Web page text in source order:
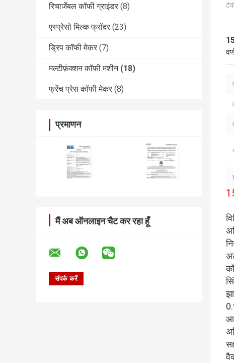
रिचार्जेबल कॉफी ग्राइंडर (8)
एस्प्रेसो मिल्क फ्रॉदर (23)
ड्रिप कॉफी मेकर (7)
मल्टीफ़ंक्शन कॉफी मशीन (18)
फ्रेंच प्रेस कॉफी मेकर (8)
प्रमाणन
मैं अब ऑनलाइन चैट कर रहा हूँ